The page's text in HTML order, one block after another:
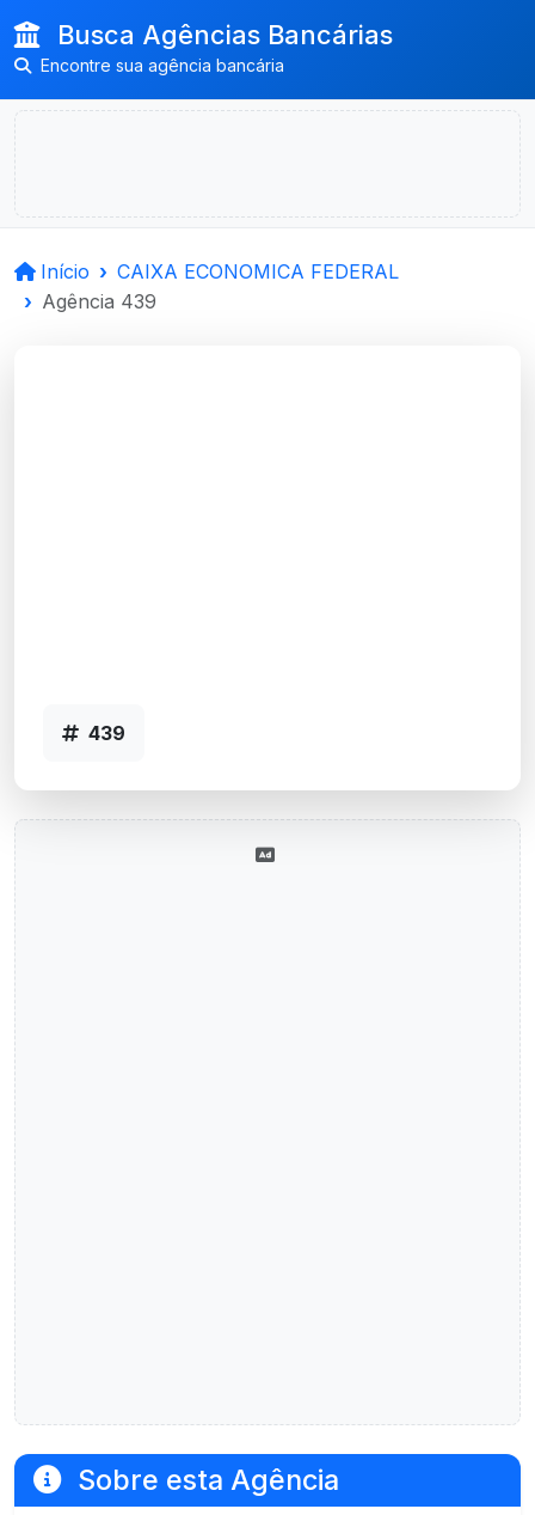
Busca Agências Bancárias
Encontre sua agência bancária
Início
CAIXA ECONOMICA FEDERAL
Agência 439
439
Sobre esta Agência